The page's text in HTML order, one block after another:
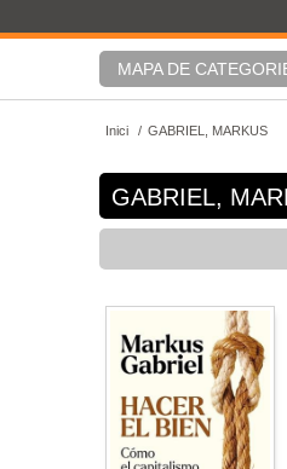
MAPA DE
Inici / GABRIEL, MARKUS
GABRIEL,